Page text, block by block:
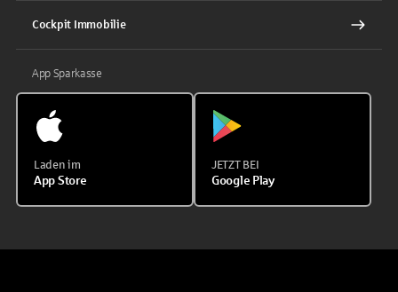
Cockpit Immobilie
App Sparkasse
Laden im
App Store
JETZT BEI
Google Play